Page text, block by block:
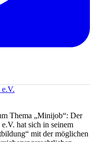
Thema „Minijob“: Der
hat sich in seinem
mit der möglichen